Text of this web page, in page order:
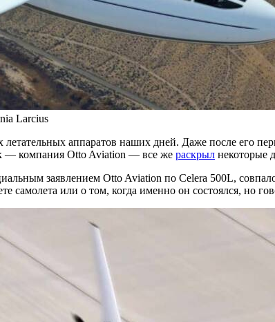
Larcius
аппаратов наших дней. Даже после его
— компания Otto Aviation — все же раскрыл некоторые
заявлением Otto Aviation по Celera 500L,
самолета или о том, когда именно он состоялся, но